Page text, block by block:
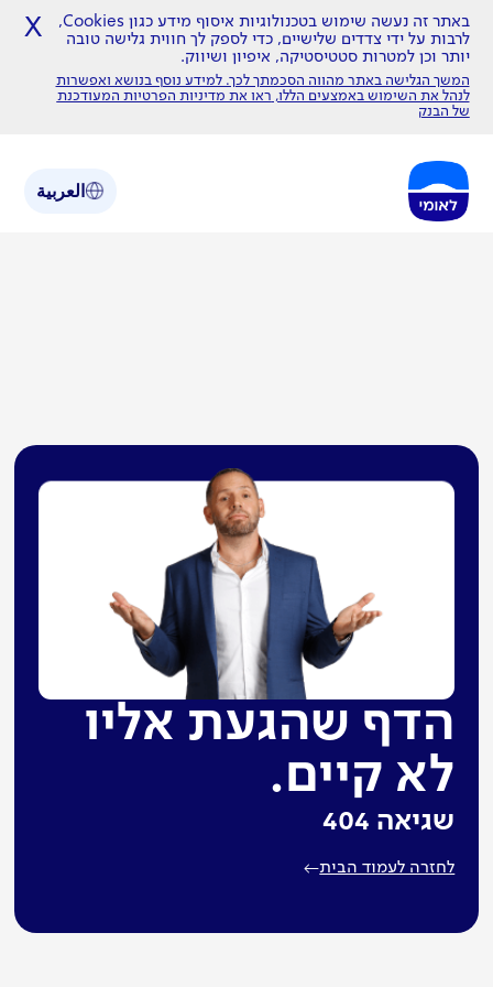
באתר זה נעשה שימוש בטכנולוגיות איסוף מידע כגון Cookies,
לרבות על ידי צדדים שלישיים, כדי לספק לך חווית גלישה טובה
יותר וכן למטרות סטטיסטיקה, איפיון ושיווק.
המשך הגלישה באתר מהווה הסכמתך לכך. למידע נוסף בנושא ואפשרות
לנהל את השימוש באמצעים הללו, ראו את מדיניות הפרטיות המעודכנת
של הבנק
X
العربية
הדף שהגעת אליו
לא קיים.
שגיאה 404
לחזרה לעמוד הבית